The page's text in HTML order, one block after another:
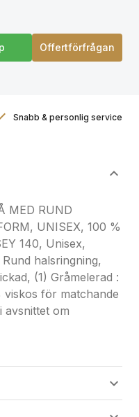
Offertförfrågan
Snabb & personlig service
MED RUND
UNISEX, 100 %
140, Unisex,
halsringning,
(1) Gråmelerad :
för matchande
avsnittet om